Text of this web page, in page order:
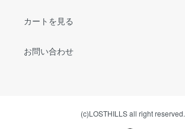
カートを見る
お問い合わせ
(c)LOSTHILLS all right reserved.